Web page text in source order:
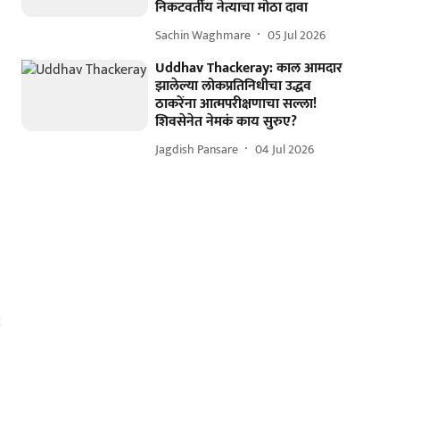
निकटवर्तीय नेत्याचा मोठा दावा
Sachin Waghmare 05 Jul 2026
Uddhav Thackeray: काल आमदार
झालेल्या लोकप्रतिनिधीचा उद्धव
ठाकरेंना आत्मपरीक्षणाचा सल्ला!
शिवसेनेत नेमकं काय सुरुए?
Jagdish Pansare 04 Jul 2026